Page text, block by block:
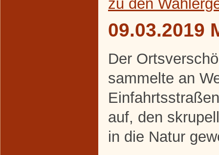
zu den
09.03.2019
Der
sammelte an
auf, den
in die Natur